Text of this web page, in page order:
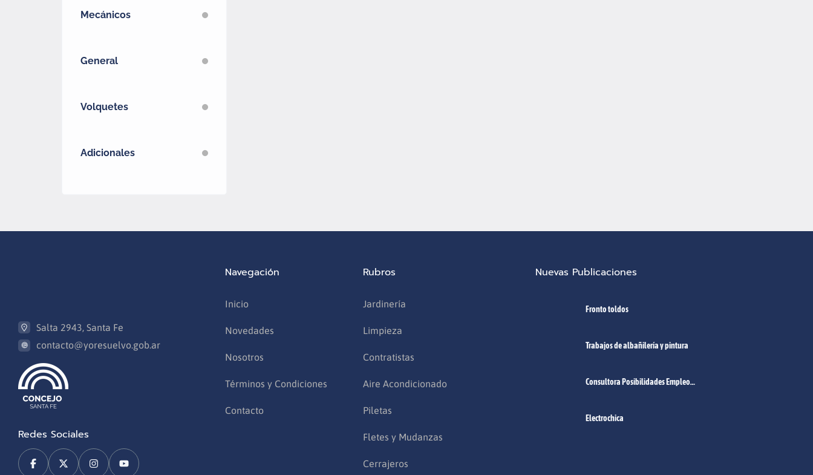
Mecánicos
General
Volquetes
Adicionales
Salta 2943, Santa Fe
contacto@yoresuelvo.gob.ar
Redes Sociales
Navegación
Inicio
Novedades
Nosotros
Términos y Condiciones
Contacto
Rubros
Jardinería
Limpieza
Contratistas
Aire Acondicionado
Piletas
Fletes y Mudanzas
Cerrajeros
Nuevas Publicaciones
Fronto toldos
Trabajos de albañilería y pintura
Consultora Posibilidades Empleo
Electrochica